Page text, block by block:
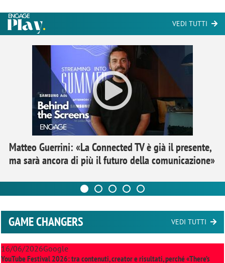
VEDI TUTTI
Matteo Guerrini: «La Connected TV è già il presente,
ma sarà ancora di più il futuro della comunicazione»
GAME CHANGERS VEDI TUTTI
16/06/2026Google
YouTube Festival 2026: tra contenuti, creator e risultati, perché «There’s